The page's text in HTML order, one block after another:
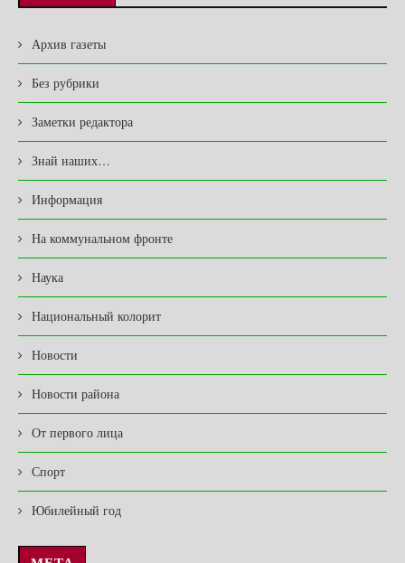
Архив газеты
Без рубрики
Заметки редактора
Знай наших…
Информация
На коммунальном фронте
Наука
Национальный колорит
Новости
Новости района
От первого лица
Спорт
Юбилейный год